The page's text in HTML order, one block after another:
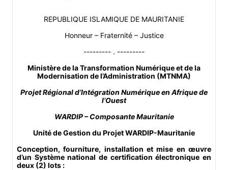
REPUBLIQUE ISLAMIQUE DE MAURITANIE
Honneur – Fraternité – Justice
--------- . ---------
Ministère de la Transformation Numérique et de la
Modernisation de l’Administration (MTNMA)
Projet Régional d’Intégration Numérique en Afrique de
l’Ouest
WARDIP – Composante Mauritanie
Unité de Gestion du Projet WARDIP-Mauritanie
Conception, fourniture, installation et mise en œuvre
d’un Système national de certification électronique en
deux (2) lots :